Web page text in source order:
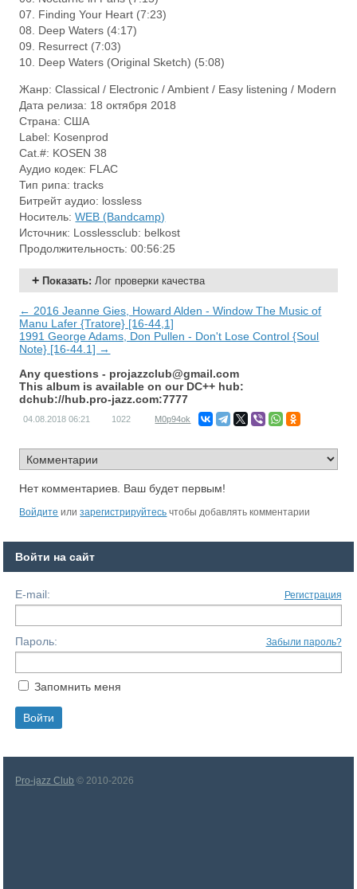
07. Finding Your Heart (7:23)
08. Deep Waters (4:17)
09. Resurrect (7:03)
10. Deep Waters (Original Sketch) (5:08)
Жанр: Classical / Electronic / Ambient / Easy listening / Modern
Дата релиза: 18 октября 2018
Страна: США
Label: Kosenprod
Cat.#: KOSEN 38
Аудио кодек: FLAC
Тип рипа: tracks
Битрейт аудио: lossless
Носитель:WEB (Bandcamp)
Источник: Losslessclub: belkost
Продолжительность: 00:56:25
Показать:Лог проверки качества
← 2016 Jeanne Gies, Howard Alden - Window The Music of
Manu Lafer {Tratore} [16-44,1]
1991 George Adams, Don Pullen - Don't Lose Control {Soul
Note} [16-44.1] →
Any questions - projazzclub@gmail.com
This album is available on our DC++ hub:
dchub://hub.pro-jazz.com:7777
04.08.2018 06:21 1022 M0p94ok
Нет комментариев. Ваш будет первым!
Войдите илизарегистрируйтесь чтобы добавлять комментарии
Войти на сайт
E-mail: Регистрация
Пароль: Забыли пароль?
Запомнить меня
Pro-jazz Club © 2010-2026